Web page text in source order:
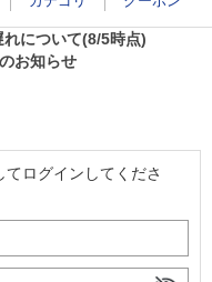
について(8/5時点)
お知らせ
ログインしてくださ